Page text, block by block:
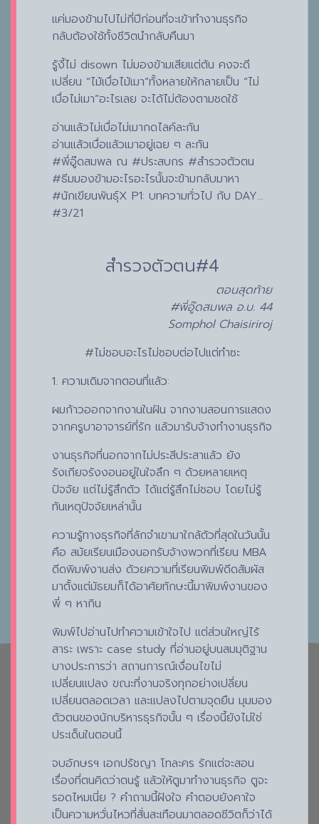
แค่มองข้ามไปไม่กี่ปีก่อนที่จะเข้าทำงานธุรกิจ
กลับต้องใช้ทั้งชีวิตนำกลับคืนมา
รู้งี้ไม่ disown ไม่มองข้ามเสียแต่ต้น คงจะดี
เปลี่ยน “ไม้เบื่อไม้เมา”ทั้งหลายให้กลายเป็น “ไม่
เบื่อไม่เมา”อะไรเลย จะได้ไม่ต้องตามชดใช้
อ่านแล้วไม่เบื่อไม่เมากดไลค์ละกัน
อ่านแล้วเบื่อแล้วเมาอยู่เฉย ๆ ละกัน
#พี่อู๊ดสมพล ณ #ประสบกร #สำรวจตัวตน
#ธีมมองข้ามอะไรอะไรนั้นจะข้ามกลับมาหา
#นักเขียนพันธุ์X P1: บทความทั่วไป กับ DAY…
#3/21
สำรวจตัวตน#4
ตอนสุดท้าย
#พี่อู๊ดสมพล อ.บ. 44
Somphol Chaisiriroj
#ไม่ชอบอะไรไม่ชอบต่อไปแต่ทำซะ
1. ความเดิมจากตอนที่แล้ว:
ผมก้าวออกจากงานในฝัน จากงานสอนการแสดง
จากครูบาอาจารย์ที่รัก แล้วมารับจ้างทำงานธุรกิจ
งานธุรกิจที่นอกจากไม่ประสีประสาแล้ว ยัง
รังเกียจรังงอนอยู่ในใจลึก ๆ ด้วยหลายเหตุ
ปัจจัย แต่ไม่รู้สึกตัว ได้แต่รู้สึกไม่ชอบ โดยไม่รู้
ทันเหตุปัจจัยเหล่านั้น
ความรู้ทางธุรกิจที่ลักจำเขามาใกล้ตัวที่สุดในวันนั้น
คือ สมัยเรียนเมืองนอกรับจ้างพวกที่เรียน MBA
ดีดพิมพ์งานส่ง ด้วยความที่เรียนพิมพ์ดีดสัมผัส
มาตั้งแต่มัธยมก็ได้อาศัยทักษะนี้มาพิมพ์งานของ
พี่ ๆ หากิน
พิมพ์ไปอ่านไปทำความเข้าใจไป แต่ส่วนใหญ่ไร้
สาระ เพราะ case study ที่อ่านอยู่บนสมมุติฐาน
บางประการว่า สถานการณ์เงื่อนไขไม่
เปลี่ยนแปลง ขณะที่งานจริงทุกอย่างเปลี่ยน
เปลี่ยนตลอดเวลา และแปลงไปตามจุดยืน มุมมอง
ตัวตนของนักบริหารธุรกิจนั้น ๆ เรื่องนี้ยังไม่ใช่
ประเด็นในตอนนี้
จบอักษรฯ เอกปรัชญา โทละคร รักแต่จะสอน
เรื่องที่ตนคิดว่าตนรู้ แล้วให้ตูมาทำงานธุรกิจ ตูจะ
รอดไหมเนี่ย ? คำถามนี้ฝังใจ คำตอบยังคาใจ
เป็นความหวั่นไหวที่สั่นสะเทือนมาตลอดชีวิตก็ว่าได้